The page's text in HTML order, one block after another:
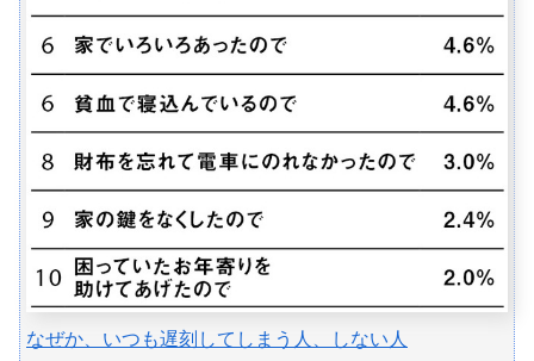
なぜか、いつも遅刻してしまう人、しない人